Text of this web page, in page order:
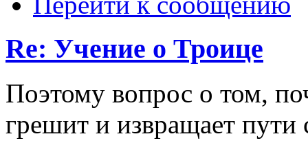
Re: Учение о Троице
Поэтому вопрос о том,
грешит и извращает